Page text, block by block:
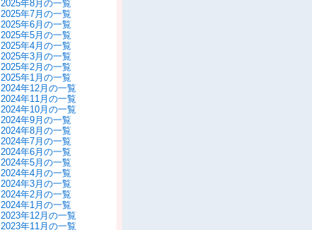
2025年8月の一覧
2025年7月の一覧
2025年6月の一覧
2025年5月の一覧
2025年4月の一覧
2025年3月の一覧
2025年2月の一覧
2025年1月の一覧
2024年12月の一覧
2024年11月の一覧
2024年10月の一覧
2024年9月の一覧
2024年8月の一覧
2024年7月の一覧
2024年6月の一覧
2024年5月の一覧
2024年4月の一覧
2024年3月の一覧
2024年2月の一覧
2024年1月の一覧
2023年12月の一覧
2023年11月の一覧